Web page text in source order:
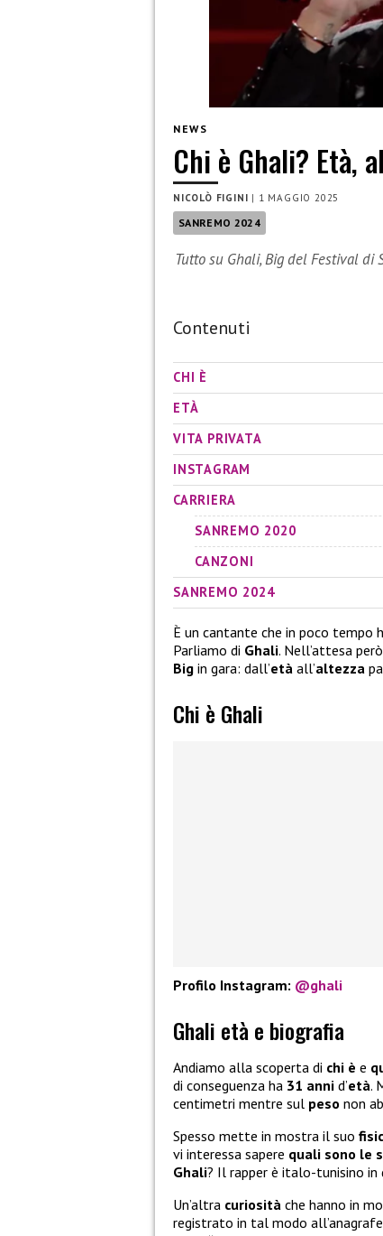
NEWS
Chi è Ghali? Età,
NICOLÒ FIGINI | 1 MAGGIO 2025
SANREMO 2024
Tutto su Ghali, Big del Festival di
Contenuti
CHI È
ETÀ
VITA PRIVATA
INSTAGRAM
CARRIERA
SANREMO 2020
CANZONI
SANREMO 2024
È un cantante che in poco tempo
Parliamo di Ghali. Nell’attesa
Big in gara: dall’età all’altezza
Chi è Ghali
Profilo Instagram: @ghali
Ghali età e biografia
Andiamo alla scoperta di chi è e
di conseguenza ha 31 anni d’età.
centimetri mentre sul peso non
Spesso mette in mostra il suo
vi interessa sapere quali sono le
Ghali? Il rapper è italo-tunisino in
Un’altra curiosità che hanno in
registrato in tal modo